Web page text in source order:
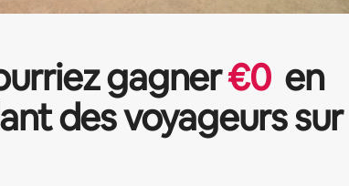
gagner€0 en
des voyageurs sur